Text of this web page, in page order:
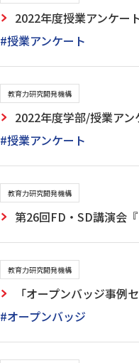
2022年度授業アンケー
#授業アンケート
教育力研究開発機構
2022年度学部/授業ア
#授業アンケート
教育力研究開発機構
第26回FD・SD講演会
教育力研究開発機構
「オープンバッジ事例
#オープンバッジ